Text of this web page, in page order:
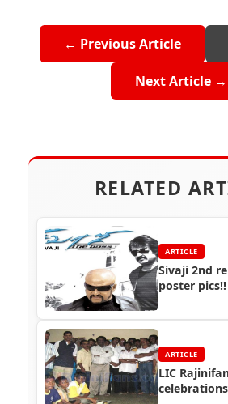
← Previous Article
Next Article →
RELATED
ARTICLE
Sivaji 2nd
poster pics!!
ARTICLE
LIC